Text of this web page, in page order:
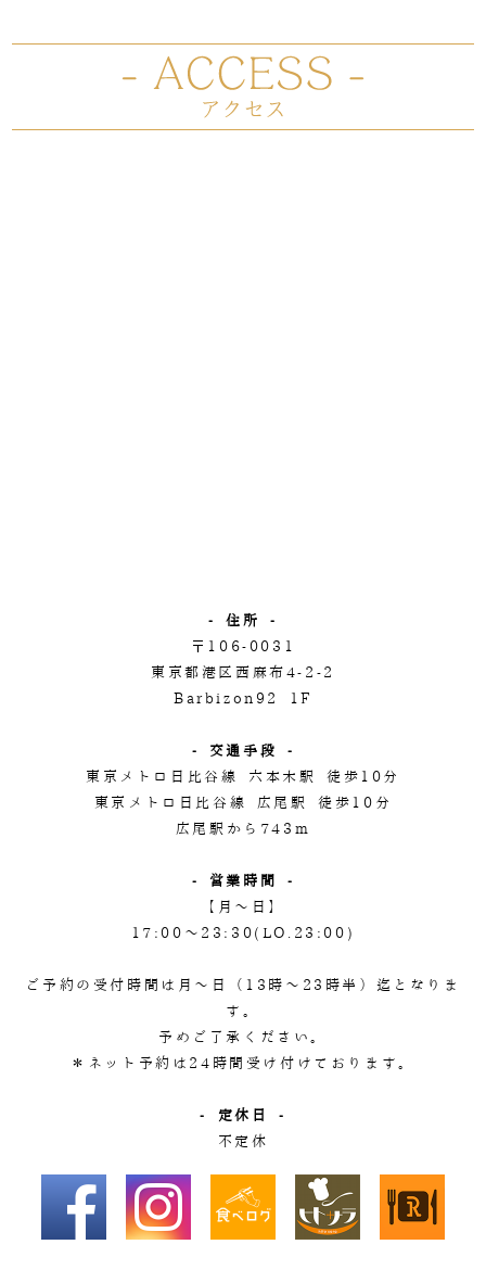
- 住所 -
〒106-0031
東京都港区西麻布4-2-2
Barbizon92 1F
- 交通手段 -
東京メトロ日比谷線 六本木駅 徒歩10分
東京メトロ日比谷線 広尾駅 徒歩10分
広尾駅から743m
- 営業時間 -
【月～日】
17:00～23:30(LO.23:00)
ご予約の受付時間は月～日（13時～23時半）迄となりま
す。
予めご了承ください。
＊ネット予約は24時間受け付けております。
- 定休日 -
不定休